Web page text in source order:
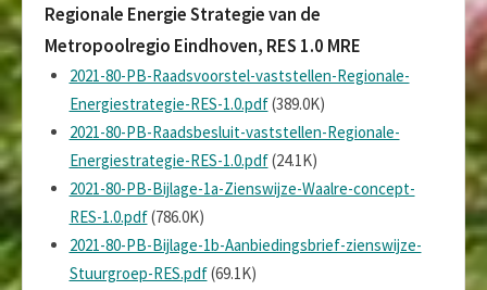
Regionale Energie Strategie van de
Metropoolregio Eindhoven, RES 1.0 MRE
2021-80-PB-Raadsvoorstel-vaststellen-Regionale-
Energiestrategie-RES-1.0.pdf(389.0K)
2021-80-PB-Raadsbesluit-vaststellen-Regionale-
Energiestrategie-RES-1.0.pdf(24.1K)
2021-80-PB-Bijlage-1a-Zienswijze-Waalre-concept-
RES-1.0.pdf(786.0K)
2021-80-PB-Bijlage-1b-Aanbiedingsbrief-zienswijze-
Stuurgroep-RES.pdf(69.1K)